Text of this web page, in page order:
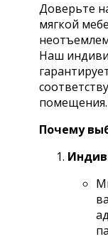
Доверьте
мягкой
Наш
помещения.
Почему